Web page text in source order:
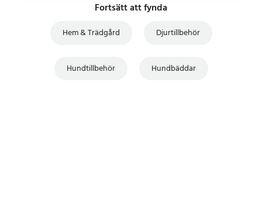
Fortsätt att fynda
Hem & Trädgård Djurtillbehör
Hundtillbehör Hundbäddar